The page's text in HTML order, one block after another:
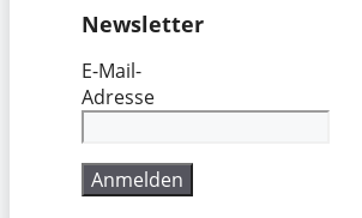
Newsletter
E-Mail-
Adresse